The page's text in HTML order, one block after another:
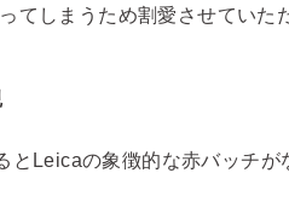
てしまうため割愛させていた
とLeicaの象徴的な赤バッチが